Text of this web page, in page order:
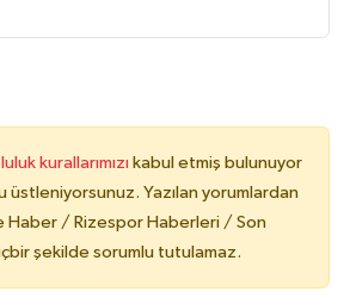
kurallarımızı kabul etmiş bulunuyor
üstleniyorsunuz. Yazılan yorumlardan
Haber / Rizespor Haberleri / Son
şekilde sorumlu tutulamaz.